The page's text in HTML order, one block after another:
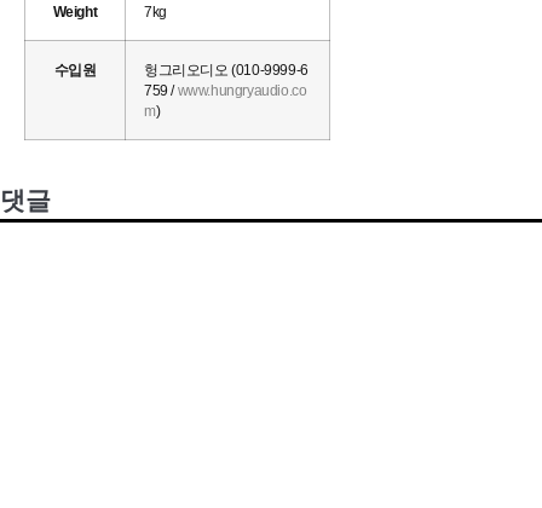
Weight 7kg
수입원
헝그리오디오 (010-9999-6
759 /www.hungryaudio.co
m)
댓글